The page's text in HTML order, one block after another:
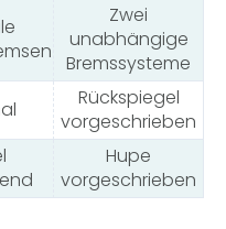
Zwei
unabhängige
Bremssysteme
Rückspiegel
vorgeschrieben
Hupe
vorgeschrieben